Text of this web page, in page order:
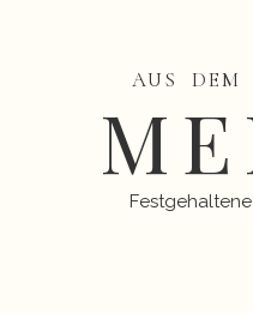
AUS DEM